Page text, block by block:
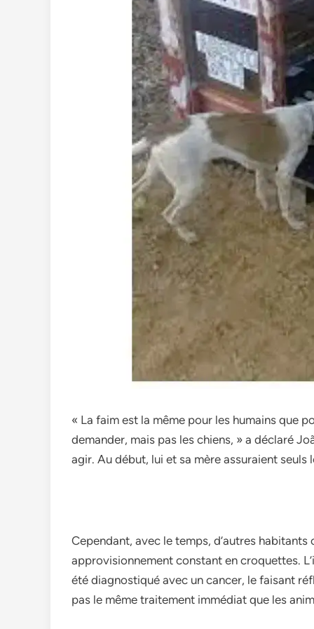
« La faim est la même pour les humains que
demander, mais pas les chiens, » a déclaré
agir. Au début, lui et sa mère assuraient seuls
Cependant, avec le temps, d’autres
approvisionnement constant en croquettes.
été diagnostiqué avec un cancer, le faisant
pas le même traitement immédiat que les